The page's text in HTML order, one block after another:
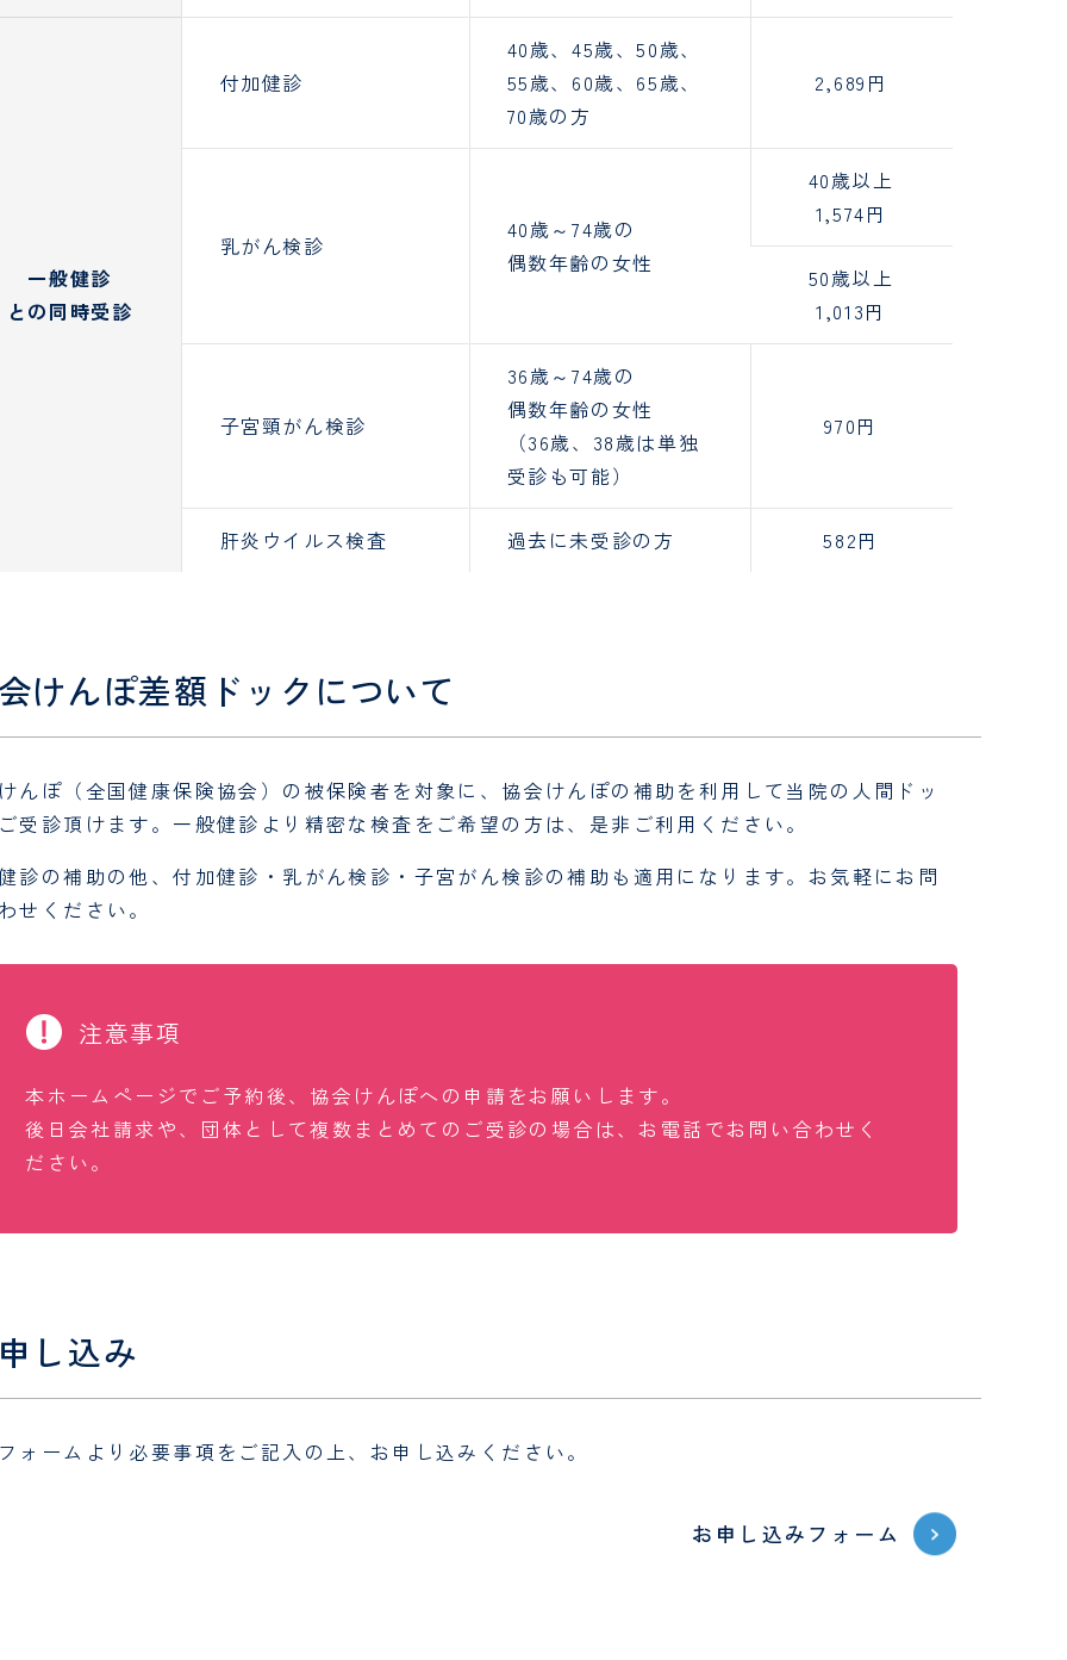
一般健診
との同時受診
付加健診
40歳、45歳、50歳、
55歳、60歳、65歳、
70歳の方
2,689円
乳がん検診
40歳～74歳の
偶数年齢の女性
40歳以上
1,574円
50歳以上
1,013円
子宮頸がん検診
36歳～74歳の
偶数年齢の女性
（36歳、38歳は単独
受診も可能）
970円
肝炎ウイルス検査 過去に未受診の方 582円
けんぽ差額ドックについて
んぽ（全国健康保険協会）の被保険者を対象に、協会けんぽの補助を利用して当院の人間ドッ
受診頂けます。一般健診より精密な検査をご希望の方は、是非ご利用ください。
診の補助の他、付加健診・乳がん検診・子宮がん検診の補助も適用になります。お気軽にお問
せください。
注意事項
本ホームページでご予約後、協会けんぽへの申請をお願いします。
後日会社請求や、団体として複数まとめてのご受診の場合は、お電話でお問い合わせく
ださい。
し込み
ォームより必要事項をご記入の上、お申し込みください。
お申し込みフォーム